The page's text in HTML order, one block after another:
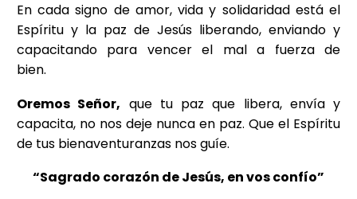
En cada signo de amor, vida y solidaridad está el
Espíritu y la paz de Jesús liberando, enviando y
capacitando para vencer el mal a fuerza de
bien.
Oremos Señor, que tu paz que libera, envía y
capacita, no nos deje nunca en paz. Que el Espíritu
de tus bienaventuranzas nos guíe.
“Sagrado corazón de Jesús, en vos confío”